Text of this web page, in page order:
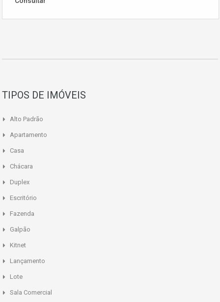
TIPOS DE IMÓVEIS
Alto Padrão
Apartamento
Casa
Chácara
Duplex
Escritório
Fazenda
Galpão
Kitnet
Lançamento
Lote
Sala Comercial